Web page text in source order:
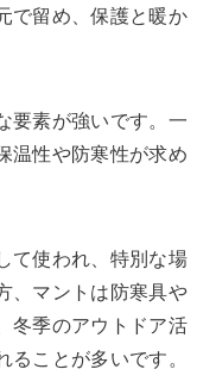
で留め、保護と暖か
要素が強いです。一
温性や防寒性が求め
て使われ、特別な場
、マントは防寒具や
冬季のアウトドア活
ことが多いです。